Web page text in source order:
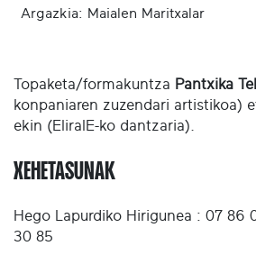
Argazkia: Maialen Maritxalar
Topaketa/formakuntza Pantxika
konpaniaren zuzendari artistikoa)
ekin (EliralE-ko dantzaria).
XEHETASUNAK
Hego Lapurdiko Hirigunea : 07 86
30 85